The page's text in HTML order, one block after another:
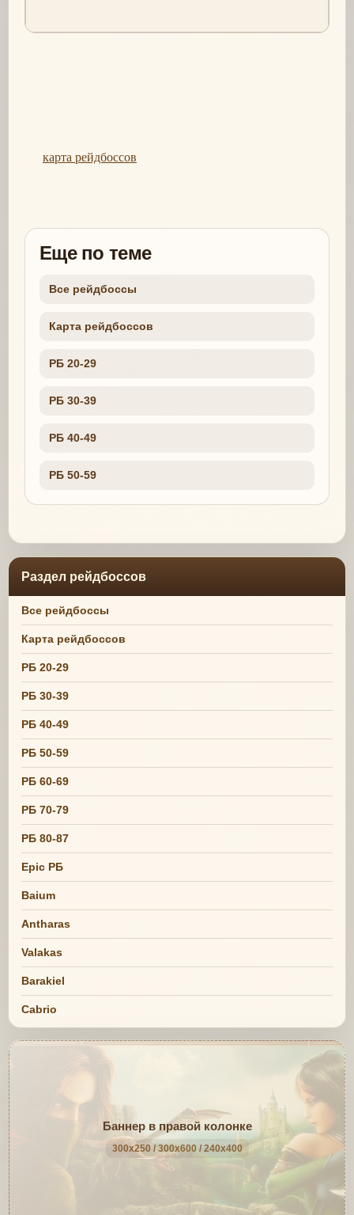
карта рейдбоссов
Еще по теме
Все рейдбоссы
Карта рейдбоссов
РБ 20-29
РБ 30-39
РБ 40-49
РБ 50-59
Раздел рейдбоссов
Все рейдбоссы
Карта рейдбоссов
РБ 20-29
РБ 30-39
РБ 40-49
РБ 50-59
РБ 60-69
РБ 70-79
РБ 80-87
Epic РБ
Baium
Antharas
Valakas
Barakiel
Cabrio
Баннер в правой колонке
300x250 / 300x600 / 240x400